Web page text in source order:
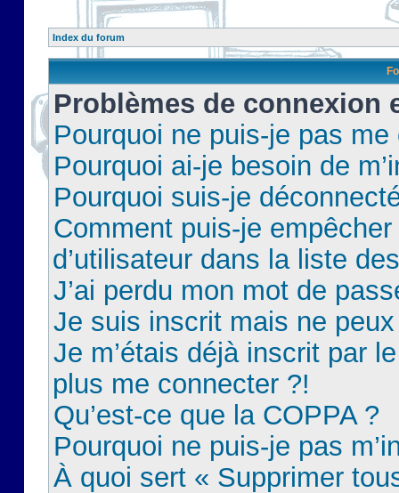
Index du forum
Problèmes de connexion
Pourquoi ne puis-je pas
Pourquoi ai-je besoin de
Pourquoi suis-je
Comment puis-je
d’utilisateur dans la liste
J’ai perdu mon mot de
Je suis inscrit mais ne
Je m’étais déjà inscrit par
plus me connecter ?!
Qu’est-ce que la COPPA ?
Pourquoi ne puis-je pas
À quoi sert « Supprimer